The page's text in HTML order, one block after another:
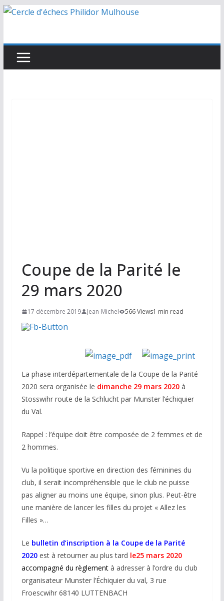
Passer
Coupe de la Parité le
29 mars 2020
17 décembre 2019 Jean-Michel 566 Views1 min read
La phase interdépartementale de la Coupe de la Parité
2020 sera organisée le dimanche 29 mars 2020à
Stosswihr route de la Schlucht par Munster l’échiquier
du Val.
Rappel : l’équipe doit être composée de 2 femmes et de
2 hommes.
Vu la politique sportive en direction des féminines du
club, il serait incompréhensible que le club ne puisse
pas aligner au moins une équipe, sinon plus. Peut-être
une manière de lancer les filles du projet « Allez les
Filles »…
Le bulletin d’inscription à la Coupe de la Parité
2020est à retourner au plus tard le25 mars 2020
accompagné du règlementà adresser à l’ordre du club
organisateurMunster l’Échiquier du val, 3 rue
Froescwihr 68140 LUTTENBACH